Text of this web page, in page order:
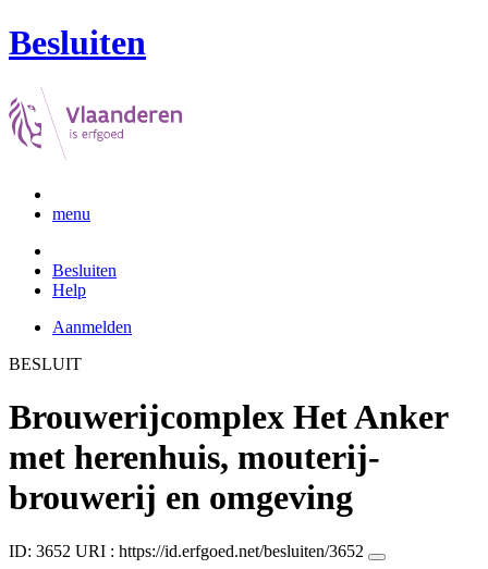
Besluiten
menu
Besluiten
Help
Aanmelden
BESLUIT
Brouwerijcomplex Het Anker
met herenhuis, mouterij-
brouwerij en omgeving
ID: 3652 URI : https://id.erfgoed.net/besluiten/3652